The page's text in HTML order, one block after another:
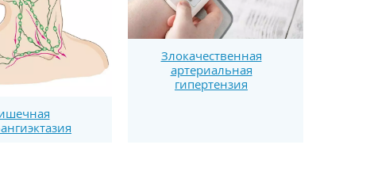
Злокачественная
артериальная
гипертензия